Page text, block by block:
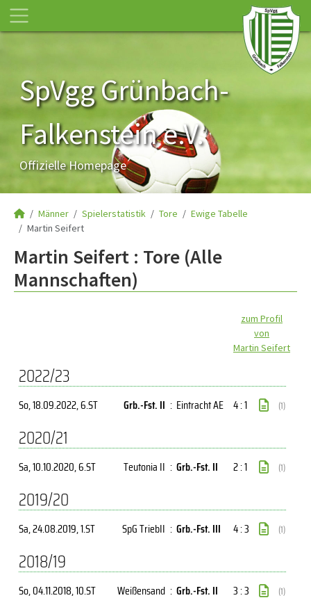
SpVgg Grünbach-
Falkenstein e.V.
Offizielle Homepage
Männer Spielerstatistik Tore
Ewige Tabelle
Martin Seifert
Martin Seifert : Tore (Alle
Mannschaften)
zum Profil
von
Martin Seifert
2022/23
So, 18.09.2022, 6.ST Grb.-Fst. II : Eintracht AE 4 : 1 (1)
2020/21
Sa, 10.10.2020, 6.ST Teutonia II : Grb.-Fst. II 2 : 1 (1)
2019/20
Sa, 24.08.2019, 1.ST SpG TriebII : Grb.-Fst. III 4 : 3 (1)
2018/19
So, 04.11.2018, 10.ST Weißensand : Grb.-Fst. II 3 : 3 (1)